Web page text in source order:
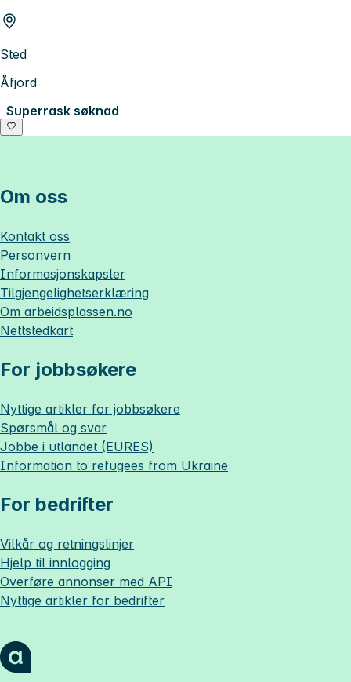
Sted
Åfjord
Superrask søknad
Om oss
Kontakt oss
Personvern
Informasjonskapsler
Tilgjengelighetserklæring
Om arbeidsplassen.no
Nettstedkart
For jobbsøkere
Nyttige artikler for jobbsøkere
Spørsmål og svar
Jobbe i utlandet (EURES)
Information to refugees from Ukraine
For bedrifter
Vilkår og retningslinjer
Hjelp til innlogging
Overføre annonser med API
Nyttige artikler for bedrifter